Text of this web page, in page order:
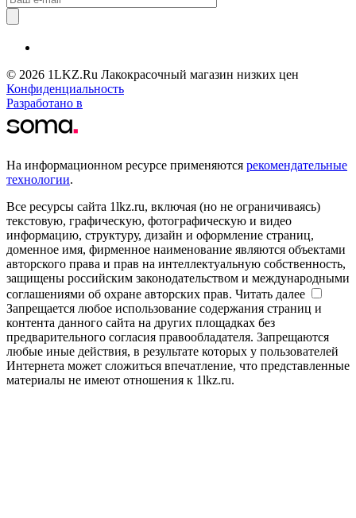
© 2026 1LKZ.Ru Лакокрасочный магазин низких цен
Конфиденциальность
Разработано в
На информационном ресурсе применяются рекомендательные
технологии.
Все ресурсы сайта 1lkz.ru, включая (но не ограничиваясь)
текстовую, графическую, фотографическую и видео
информацию, структуру, дизайн и оформление страниц,
доменное имя, фирменное наименование являются объектами
авторского права и прав на интеллектуальную собственность,
защищены российским законодательством и международными
соглашениями об охране авторских прав. Читать далее
Запрещается любое использование содержания страниц и
контента данного сайта на других площадках без
предварительного согласия правообладателя. Запрещаются
любые иные действия, в результате которых у пользователей
Интернета может сложиться впечатление, что представленные
материалы не имеют отношения к 1lkz.ru.